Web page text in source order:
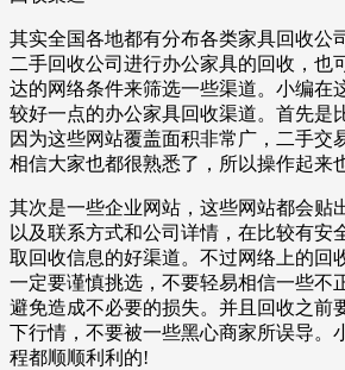
其实全国各地都有分布各类家具回收公
二手回收公司进行办公家具的回收，也
达的网络条件来筛选一些渠道。小编在
较好一点的办公家具回收渠道。首先是
因为这些网站覆盖面积非常广，二手交
相信大家也都很熟悉了，所以操作起来
其次是一些企业网站，这些网站都会贴
以及联系方式和公司详情，在比较有安
取回收信息的好渠道。不过网络上的回
一定要谨慎挑选，不要轻易相信一些不
避免造成不必要的损失。并且回收之前
下行情，不要被一些黑心商家所误导。
程都顺顺利利的!